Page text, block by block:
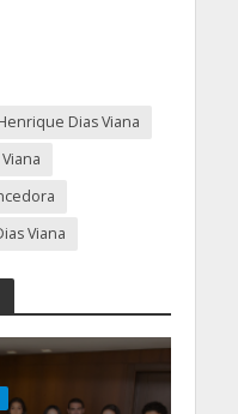
Dias Viana
Viana